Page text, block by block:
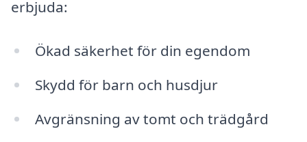
erbjuda:
Ökad säkerhet för din egendom
Skydd för barn och husdjur
Avgränsning av tomt och trädgård